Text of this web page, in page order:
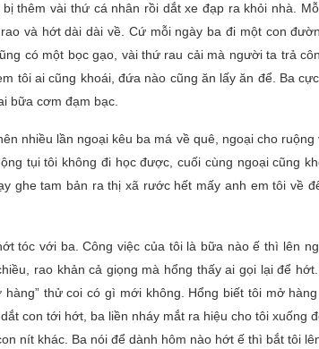
thêm vài thứ cá nhân rồi dắt xe đạp ra khỏi nhà.
và hớt dài dài về. Cứ mỗi ngày ba đi một con
có một bọc gạo, vài thứ rau cải mà người ta trả
tôi ai cũng khoái, đứa nào cũng ăn lấy ăn để. Ba
bữa cơm đạm bạc.
nhiều lần ngoại kêu ba má về quê, ngoại cho
tụi tôi không đi học được, cuối cùng ngoại cũng
ghe tam bản ra thị xã rước hết mấy anh em tôi về
tóc với ba. Công việc của tôi là bữa nào ế thì lên
rao khản cả giọng mà hổng thấy ai gọi lại để
thử coi có gì mới không. Hổng biết tôi mở
con tới hớt, ba liền nháy mắt ra hiệu cho tôi xuống
nít khác. Ba nói để dành hôm nào hớt ế thì bắt tôi